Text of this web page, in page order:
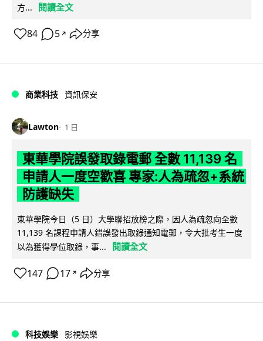
方...
閱讀全文
84 5 ↗ 分享
商業科技 資訊保安
Lawton 1 日
東華學院誤發取錄電郵 全數 11,139 名
申請人一度空歡喜 專家:人為疏忽+系統
防護缺失
東華學院今日（5 日）大學聯招放榜之際，因人為疏忽向全數
11,139 名課程申請人錯誤發出取錄通知電郵，令大批考生一度
以為獲得學位取錄，事...
閱讀全文
147 17 ↗ 分享
科技娛樂 影視娛樂